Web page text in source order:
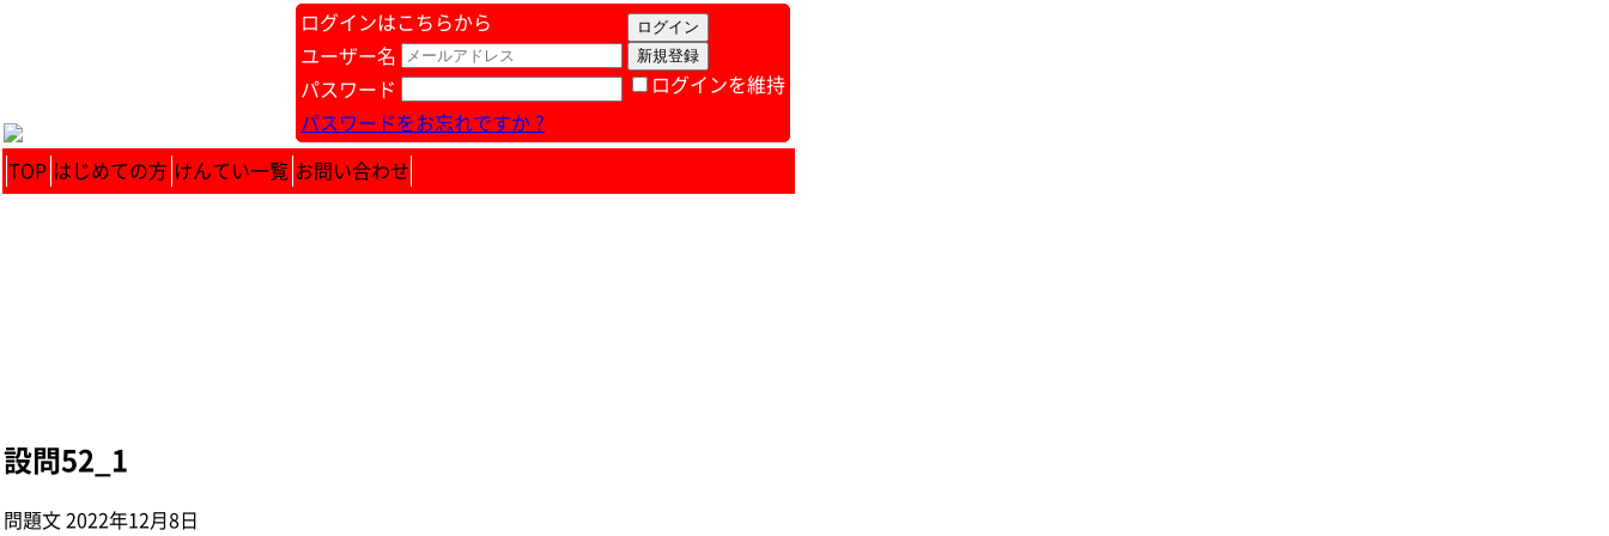
ログインはこちらから
ログインを維持
ユーザー名
パスワード
パスワードをお忘れですか ?
TOP はじめての方 けんてい一覧 お問い合わせ
設問52_1
問題文 2022年12月8日